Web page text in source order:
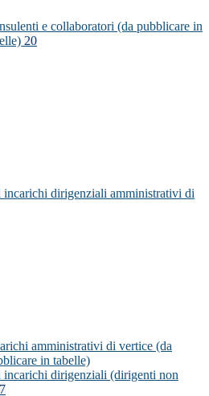
e collaboratori (da pubblicare in
20
dirigenziali amministrativi di
amministrativi di vertice (da
in tabelle)
dirigenziali (dirigenti non
7